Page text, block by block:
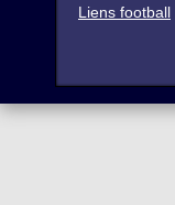
Liens football